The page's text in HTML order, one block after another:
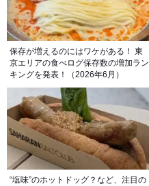
保存が増えるのにはワケがある！ 東
京エリアの食べログ保存数の増加ラン
キングを発表！（2026年6月）
“塩味”のホットドッグ？など、注目の